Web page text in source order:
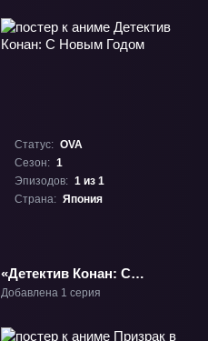
отряд 2» ТВ-2
Статус: OVA
Сезон: 1
Эпизодов: 1 из 1
Страна: Япония
«Детектив Конан: С
Новым Годом» ОВА-1
Добавлена 1 серия